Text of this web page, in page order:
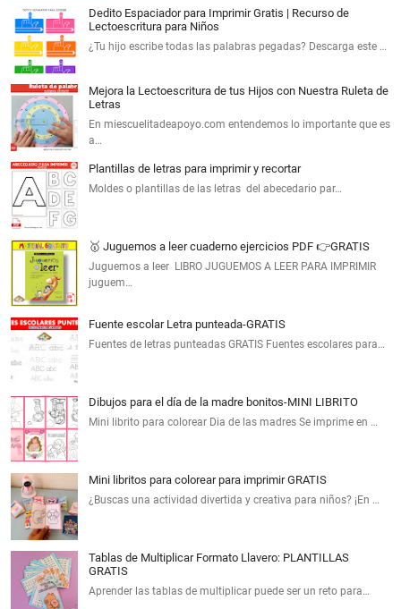
Dedito Espaciador para Imprimir Gratis | Recurso de
Lectoescritura para Niños
¿Tu hijo escribe todas las palabras pegadas? Descarga este …
Mejora la Lectoescritura de tus Hijos con Nuestra Ruleta de
Letras
En miescuelitadeapoyo.com entendemos lo importante que es
a…
Plantillas de letras para imprimir y recortar
Moldes o plantillas de las letras del abecedario par…
🥇 Juguemos a leer cuaderno ejercicios PDF 👉GRATIS
Juguemos a leer LIBRO JUGUEMOS A LEER PARA IMPRIMIR
juguem…
Fuente escolar Letra punteada-GRATIS
Fuentes de letras punteadas GRATIS Fuentes escolares para…
Dibujos para el día de la madre bonitos-MINI LIBRITO
Mini librito para colorear Dia de las madres Se imprime en …
Mini libritos para colorear para imprimir GRATIS
¿Buscas una actividad divertida y creativa para niños? ¡En …
Tablas de Multiplicar Formato Llavero: PLANTILLAS
GRATIS
Aprender las tablas de multiplicar puede ser un reto para…